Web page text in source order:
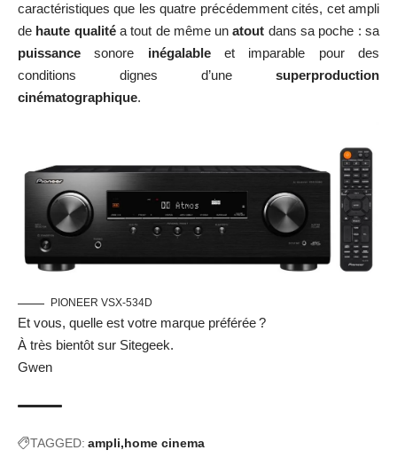
caractéristiques que les quatre précédemment cités, cet ampli
de haute qualitéa tout de même unatout dans sa poche : sa
puissance sonore inégalableet imparable pour des
conditions dignes d’une superproduction
cinématographique.
PIONEER VSX-534D
Et vous, quelle est votre marque préférée ?
À très bientôt sur Sitegeek.
Gwen
TAGGED: ampli home cinema